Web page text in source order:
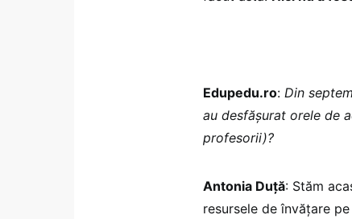
Edupedu.ro: Din
au desfășurat orele de
profesorii)?
Antonia Duță: Stăm
resursele de învățare